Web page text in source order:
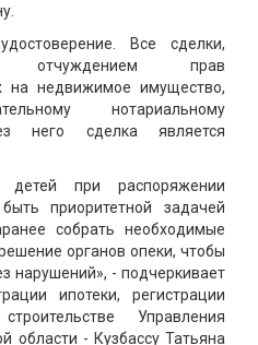
Все сделки,
прав
на недвижимое имущество,
нотариальному
него сделка является
детей при распоряжении
приоритетной задачей
собрать необходимые
органов опеки, чтобы
нарушений», - подчеркивает
ипотеки, регистрации
Управления
области - Кузбассу Татьяна